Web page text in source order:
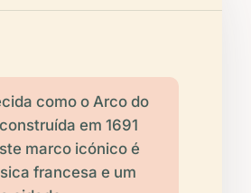
como o Arco do
em 1691
marco icónico é
francesa e um